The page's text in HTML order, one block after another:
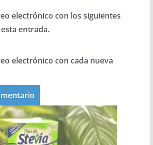
electrónico con los siguientes
entrada.
electrónico con cada nueva